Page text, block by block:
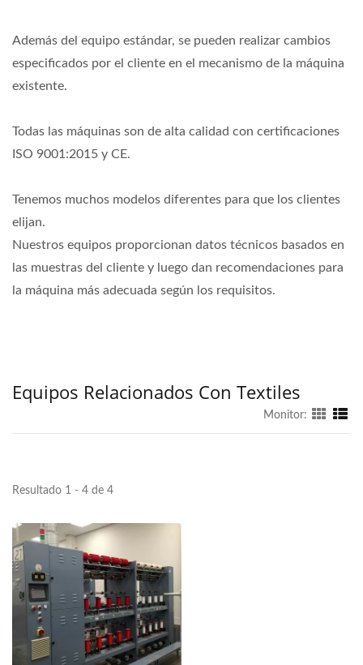
Además del equipo estándar, se pueden realizar cambios
especificados por el cliente en el mecanismo de la máquina
existente.
Todas las máquinas son de alta calidad con certificaciones
ISO 9001:2015 y CE.
Tenemos muchos modelos diferentes para que los clientes
elijan.
Nuestros equipos proporcionan datos técnicos basados en
las muestras del cliente y luego dan recomendaciones para
la máquina más adecuada según los requisitos.
Equipos Relacionados Con Textiles
Monitor:
Resultado 1 - 4 de 4